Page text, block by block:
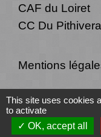
CAF du Loiret
CC Du
Mentions
Politique de
Plan du site -
This site uses cookies
to activate
OK, accept all